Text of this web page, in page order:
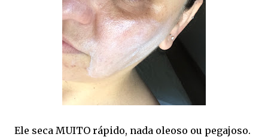
Ele seca MUITO rápido, nada oleoso ou pegajoso.